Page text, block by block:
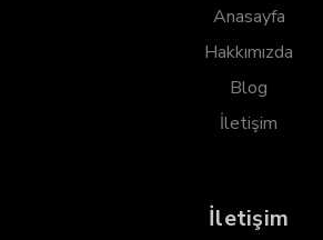
Anasayfa
Hakkımızda
Blog
İletişim
İletişim